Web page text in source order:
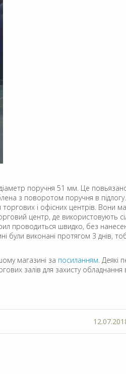
діаметр поручня 51 мм. Це
з поворотом поручня в
торгових і офісних центрів. Вони
центр, де використовують
проводиться швидко, без
були виконані протягом 3 днів,
магазині за посиланням. Деякі
залів для захисту обладнання